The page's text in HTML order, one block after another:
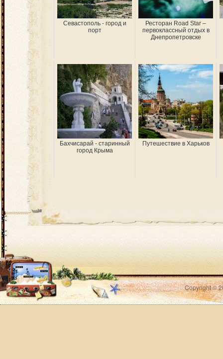
Севастополь - город и
порт
Ресторан Road Star –
первоклассный отдых в
Днепропетровске
Бахчисарай - старинный
город Крыма
Путешествие в Харьков
Copyright ©